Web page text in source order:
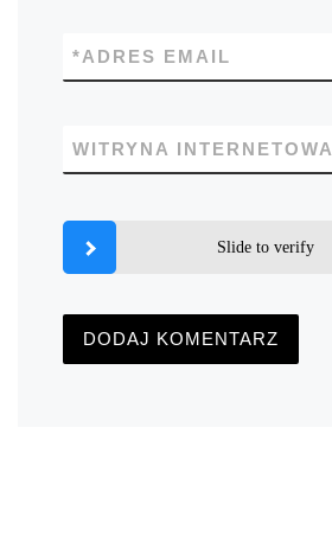
ADRES EMAIL
*
WITRYNA INTERNETOWA
Slide to verify